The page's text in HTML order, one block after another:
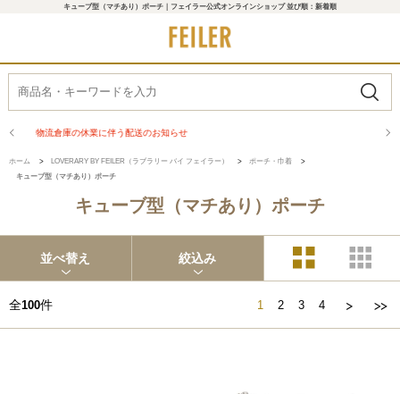
キューブ型（マチあり）ポーチ｜フェイラー公式オンラインショップ 並び順：新着順
熊本県熊本地方を震源とする地震の影響について
ホーム > LOVERARY BY FEILER（ラブラリー バイ フェイラー） > ポーチ・巾着
>
キューブ型（マチあり）ポーチ
キューブ型（マチあり）ポーチ
並べ替え 絞込み
全100件 1 2 3 4